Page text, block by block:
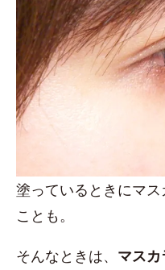
塗っているときにマ
ことも。
そんなときは、 マス